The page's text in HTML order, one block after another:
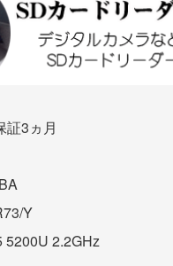
証3ヵ月
Y
5200U 2.2GHz